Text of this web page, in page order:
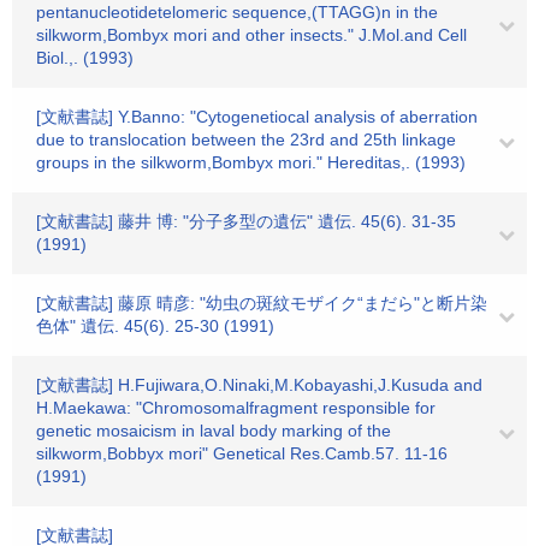
pentanucleotidetelomeric sequence,(TTAGG)n in the
silkworm,Bombyx mori and other insects." J.Mol.and Cell
Biol.,. (1993)
[文献書誌] Y.Banno: "Cytogenetiocal analysis of aberration
due to translocation between the 23rd and 25th linkage
groups in the silkworm,Bombyx mori." Hereditas,. (1993)
[文献書誌] 藤井 博: "分子多型の遺伝" 遺伝. 45(6). 31-35
(1991)
[文献書誌] 藤原 晴彦: "幼虫の斑紋モザイク“まだら"と断片染
色体" 遺伝. 45(6). 25-30 (1991)
[文献書誌] H.Fujiwara,O.Ninaki,M.Kobayashi,J.Kusuda and
H.Maekawa: "Chromosomalfragment responsible for
genetic mosaicism in laval body marking of the
silkworm,Bobbyx mori" Genetical Res.Camb.57. 11-16
(1991)
[文献書誌]